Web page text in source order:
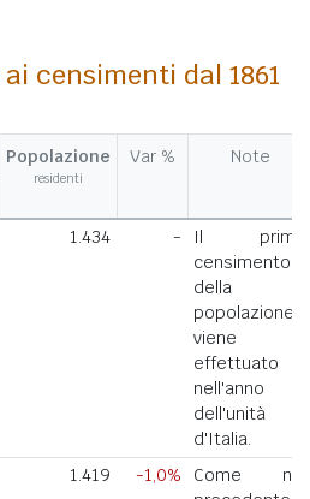
censimenti dal 1861
Popolazione
residenti
Var % Note
1.434 -
Il primo
censimento
della
popolazione
viene
effettuato
nell'anno
dell'unità
d'Italia.
1.419 -1,0%
Come nel